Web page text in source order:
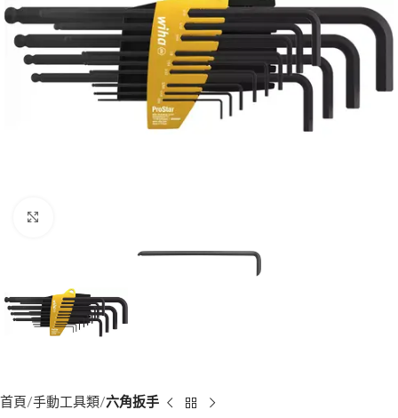
首頁 手動工具類 六角扳手